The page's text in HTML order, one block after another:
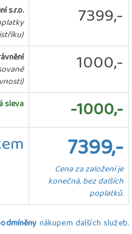
s.r.o.
7399,-
1000,-
sleva
-1000,-
7399,-
Cena za založení je
konečná, bez dalších
poplatků.
nákupem dalších služeb.